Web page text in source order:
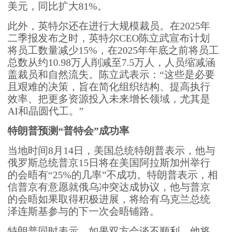
美元，同比扩大81%。
此外，英特尔还在进行大规模裁员。在2025年
二季报发布之时，英特尔CEO陈立武宣布计划
将员工数量减少15%，在2025年年底之前将员工
总数从约10.98万人削减至7.5万人，人员缩减涵
盖裁员和自然流失。陈立武表示：“这些是必要
且艰难的决策，旨在简化组织结构、提高执行
效率、把更多资源投入未来增长领域，尤其是
AI和晶圆代工。”
特朗普预测“普特会”成功率
当地时间8月14日，美国总统特朗普表示，他与
俄罗斯总统普京15日将在美国阿拉斯加州举行
的会晤有“25%的几率”不成功。特朗普表示，相
信普京有意愿就俄乌冲突达成协议，他与普京
的会晤如果取得积极进展，将给有乌克兰总统
泽连斯基参与的下一次会晤铺路。